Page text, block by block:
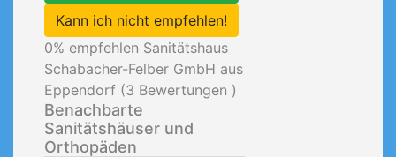
Kann ich nicht empfehlen!
0% empfehlen Sanitätshaus
Schabacher-Felber GmbH aus
Eppendorf (3 Bewertungen )
Benachbarte
Sanitätshäuser und
Orthopäden